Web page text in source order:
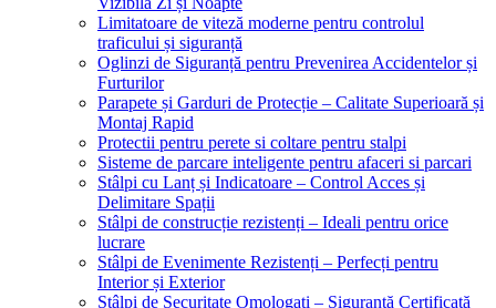
Limitatoare de viteză moderne pentru controlul
traficului și siguranță
Oglinzi de Siguranță pentru Prevenirea Accidentelor și
Furturilor
Parapete și Garduri de Protecție – Calitate Superioară și
Montaj Rapid
Protectii pentru perete si coltare pentru stalpi
Sisteme de parcare inteligente pentru afaceri si parcari
Stâlpi cu Lanț și Indicatoare – Control Acces și
Delimitare Spații
Stâlpi de construcție rezistenți – Ideali pentru orice
lucrare
Stâlpi de Evenimente Rezistenți – Perfecți pentru
Interior și Exterior
Stâlpi de Securitate Omologați – Siguranță Certificată